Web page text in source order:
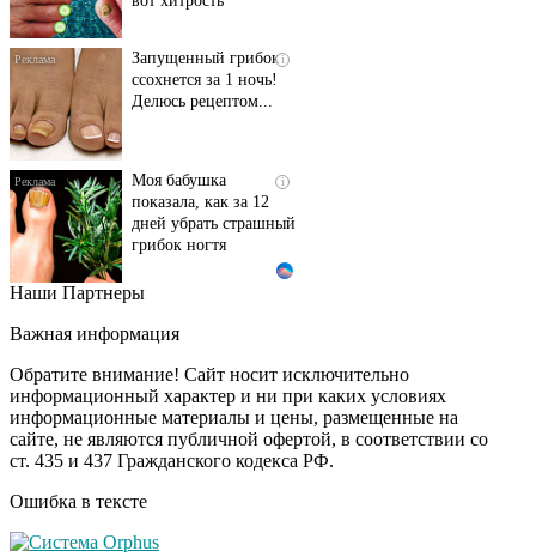
i
Запущенный грибок
ссохнется за 1 ночь!
Делюсь рецептом...
i
Моя бабушка
показала, как за 12
дней убрать страшный
грибок ногтя
Этот танец невесты
Пересмотрела 10 раз
i
Ролик длится пару
секунд, но вы будете в
шоке от увиденного
Ролик из Омска: вы
Наши Партнеры
Важная информация
Обратите внимание! Сайт носит исключительно
информационный характер и ни при каких условиях
информационные материалы и цены, размещенные на
сайте, не являются публичной офертой, в соответствии со
ст. 435 и 437 Гражданского кодекса РФ.
Ошибка в тексте